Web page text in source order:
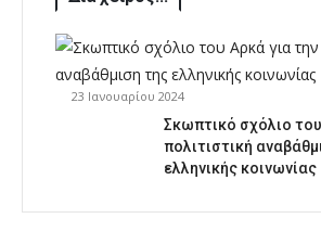
23 Ιανουαρίου 2024
Σκωπτικό σχόλιο
πολιτιστική
ελληνικής κοινωνίας